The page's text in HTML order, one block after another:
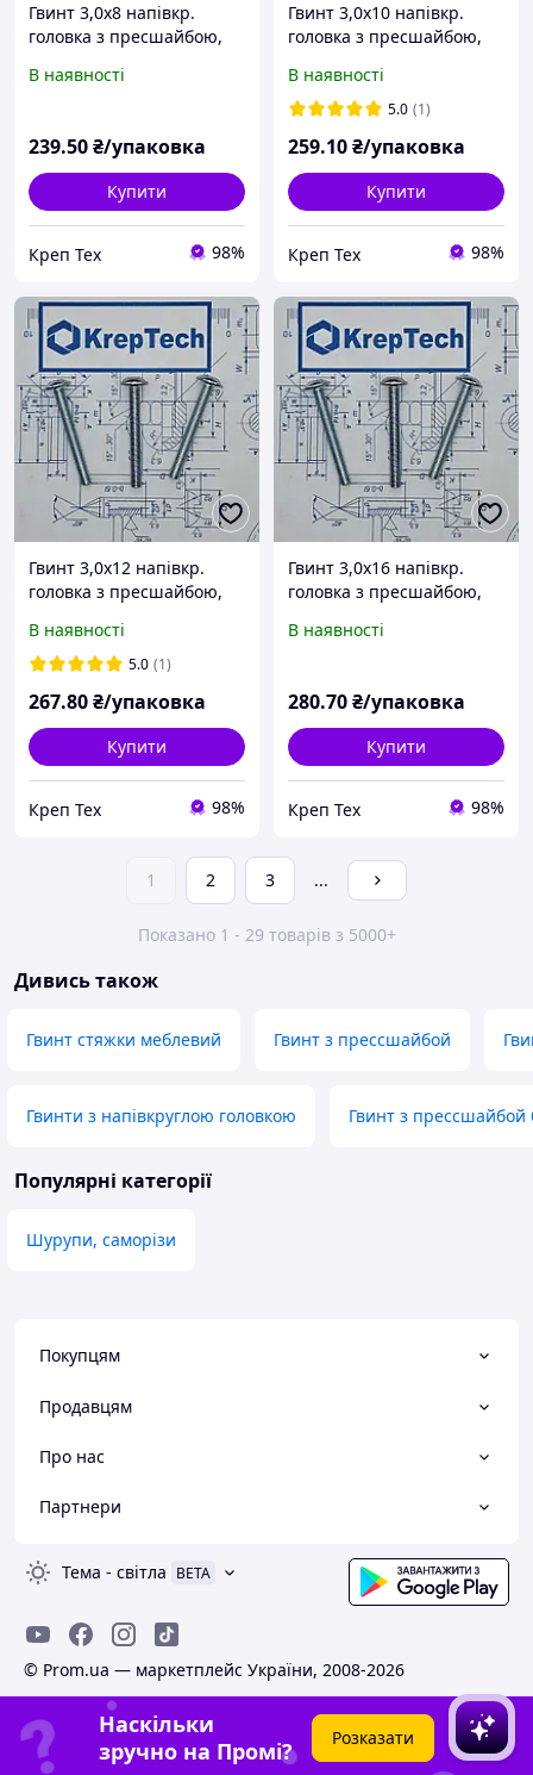
Гвинт 3,0х8 напівкр.
головка з пресшайбою,
(уп.1000шт.)
В наявності
239.50₴/упаковка
Купити
Креп Тех 98%
Гвинт 3,0х10 напівкр.
головка з пресшайбою,
(уп.1000шт.)
В наявності
5.0 (1)
259.10₴/упаковка
Купити
Креп Тех 98%
Гвинт 3,0х12 напівкр.
головка з пресшайбою,
(уп.1000шт.)
В наявності
5.0 (1)
267.80₴/упаковка
Купити
Креп Тех 98%
Гвинт 3,0х16 напівкр.
головка з пресшайбою,
(уп.1000шт.)
В наявності
280.70₴/упаковка
Купити
Креп Тех 98%
1 2 3 ...
Показано 1 - 29 товарів з 5000+
Дивись також
Гвинт стяжки меблевий Гвинт з прессшайбой
Гвинти з напівкруглою головкою Гвинт з прессшайбой
Популярні категорії
Шурупи, саморізи
Покупцям
Продавцям
Про нас
Партнери
Тема - світла BETA
© Prom.ua — маркетплейс України, 2008-2026
Наскільки
зручно на Промі?
Розказати